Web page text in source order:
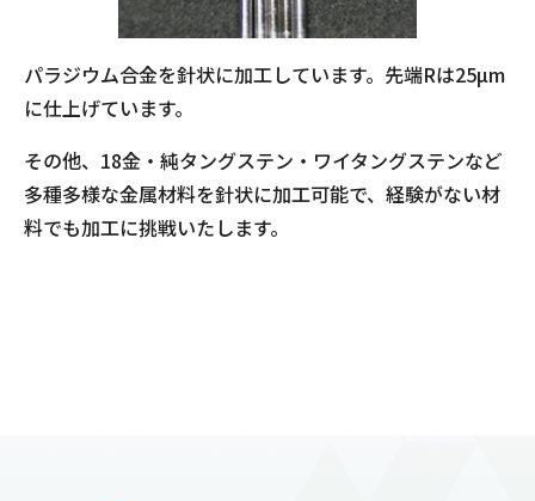
パラジウム合金を針状に加工しています。先端Rは25µm
に仕上げています。
その他、18金・純タングステン・ワイタングステンなど
多種多様な金属材料を針状に加工可能で、経験がない材
料でも加工に挑戦いたします。